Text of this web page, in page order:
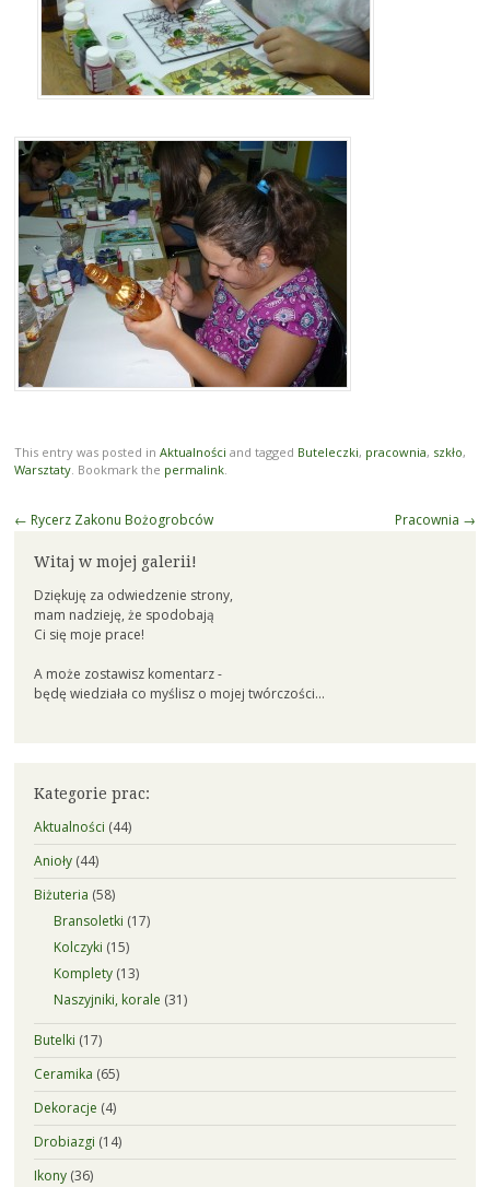
This entry was posted in Aktualności and tagged Buteleczki, pracownia, szkło,
Warsztaty. Bookmark the permalink.
Post
← Rycerz Zakonu Bożogrobców Pracownia →
Witaj w mojej galerii!
Dziękuję za odwiedzenie strony,
mam nadzieję, że spodobają
Ci się moje prace!
A może zostawisz komentarz -
będę wiedziała co myślisz o mojej twórczości...
Kategorie prac:
Aktualności (44)
Anioły(44)
Biżuteria (58)
Bransoletki (17)
Kolczyki (15)
Komplety(13)
Naszyjniki, korale (31)
Butelki (17)
Ceramika (65)
Dekoracje (4)
Drobiazgi (14)
Ikony(36)